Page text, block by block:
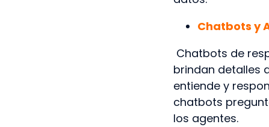
Chatbots y
Chatbots de
brindan detalles
entiende y
chatbots
los agentes.